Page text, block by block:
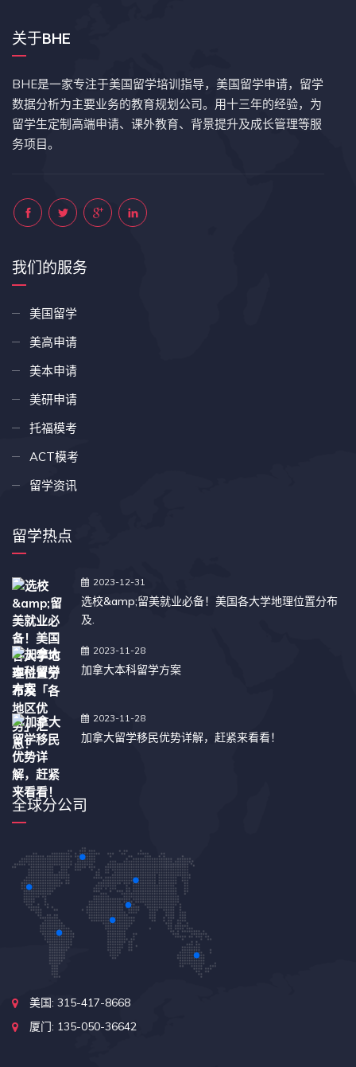
关于BHE
BHE是一家专注于美国留学培训指导，美国留学申请，留学
数据分析为主要业务的教育规划公司。用十三年的经验，为
留学生定制高端申请、课外教育、背景提升及成长管理等服
务项目。
我们的服务
美国留学
美高申请
美本申请
美研申请
托福模考
ACT模考
留学资讯
留学热点
2023-12-31
选校&amp;留美就业必备！美国各大学地理位置分布
及.
2023-11-28
加拿大本科留学方案
2023-11-28
加拿大留学移民优势详解，赶紧来看看！
全球分公司
美国: 315-417-8668
厦门: 135-050-36642